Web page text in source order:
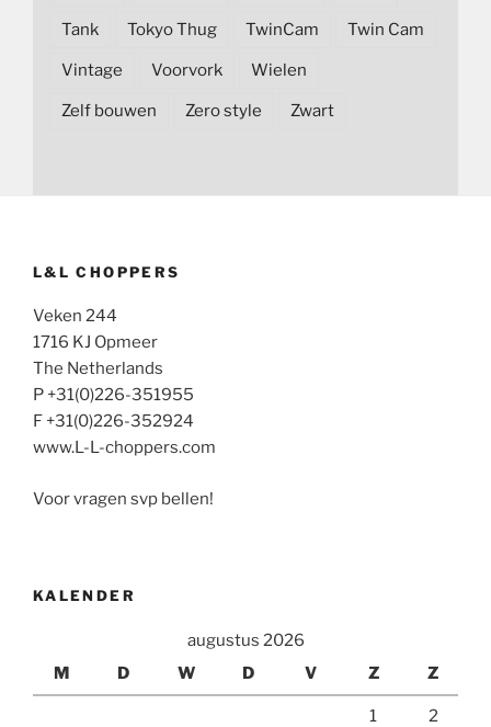
Tank Tokyo Thug TwinCam Twin Cam
Vintage Voorvork Wielen
Zelf bouwen Zero style Zwart
L&L CHOPPERS
Veken 244
1716 KJ Opmeer
The Netherlands
P +31(0)226-351955
F +31(0)226-352924
www.L-L-choppers.com
Voor vragen svp bellen!
KALENDER
augustus 2026
M
D W D V Z Z
1 2